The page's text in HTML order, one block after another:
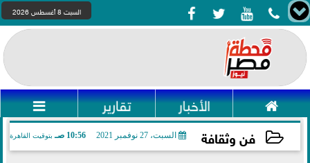
    السبت 8 أغسطس 2026
 الأخبار تقارير 
فن وثقافة السبت، 27 نوفمبر 2021 10:56 صـ بتوقيت القاهرة